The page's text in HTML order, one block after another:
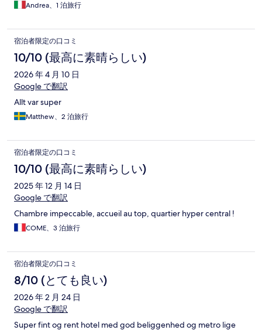
Andrea、1 泊旅行
宿泊者限定の口コミ
10/10 (最高に素晴らしい)
2026 年 4 月 10 日
Google で翻訳
Allt var super
Matthew、2 泊旅行
宿泊者限定の口コミ
10/10 (最高に素晴らしい)
2025 年 12 月 14 日
Google で翻訳
Chambre impeccable, accueil au top, quartier hyper central !
COME、3 泊旅行
宿泊者限定の口コミ
8/10 (とても良い)
2026 年 2 月 24 日
Google で翻訳
Super fint og rent hotel med god beliggenhed og metro lige